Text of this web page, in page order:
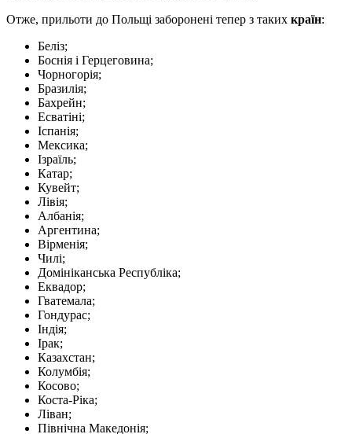
Отже, прильоти до Польщі заборонені тепер з таких країн:
Беліз;
Боснія і Герцеговина;
Чорногорія;
Бразилія;
Бахрейн;
Есватіні;
Іспанія;
Мексика;
Ізраїль;
Катар;
Кувейт;
Лівія;
Албанія;
Аргентина;
Вірменія;
Чилі;
Домініканська Республіка;
Еквадор;
Гватемала;
Гондурас;
Індія;
Ірак;
Казахстан;
Колумбія;
Косово;
Коста-Ріка;
Ліван;
Північна Македонія;